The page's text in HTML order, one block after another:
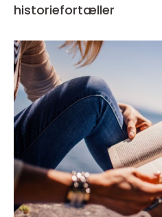
historiefortæller